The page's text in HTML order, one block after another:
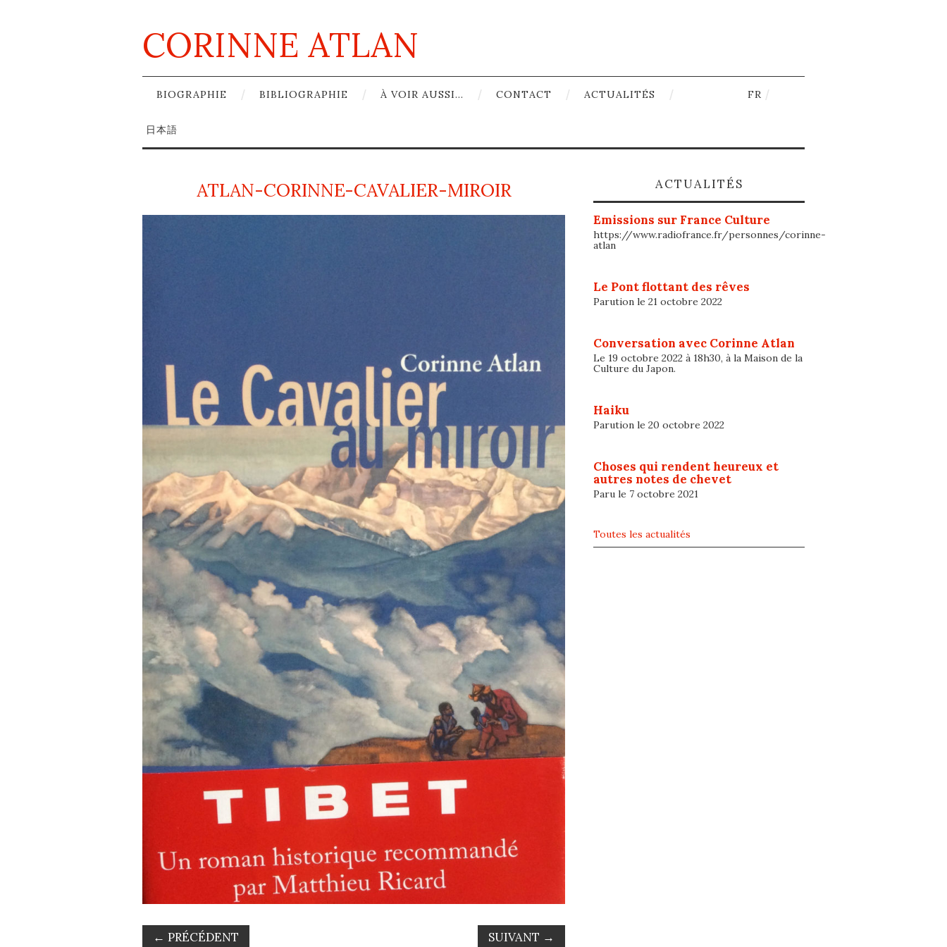
CORINNE ATLAN
BIOGRAPHIE BIBLIOGRAPHIE À VOIR AUSSI… CONTACT ACTUALITÉS FR
日本語
ATLAN-CORINNE-CAVALIER-MIROIR
← PRÉCÉDENT SUIVANT →
ACTUALITÉS
Emissions sur France Culture
https://www.radiofrance.fr/personnes/corinne-
atlan
Le Pont flottant des rêves
Parution le 21 octobre 2022
Conversation avec Corinne Atlan
Le 19 octobre 2022 à 18h30, à la Maison de la
Culture du Japon.
Haiku
Parution le 20 octobre 2022
Choses qui rendent heureux et
autres notes de chevet
Paru le 7 octobre 2021
Toutes les actualités